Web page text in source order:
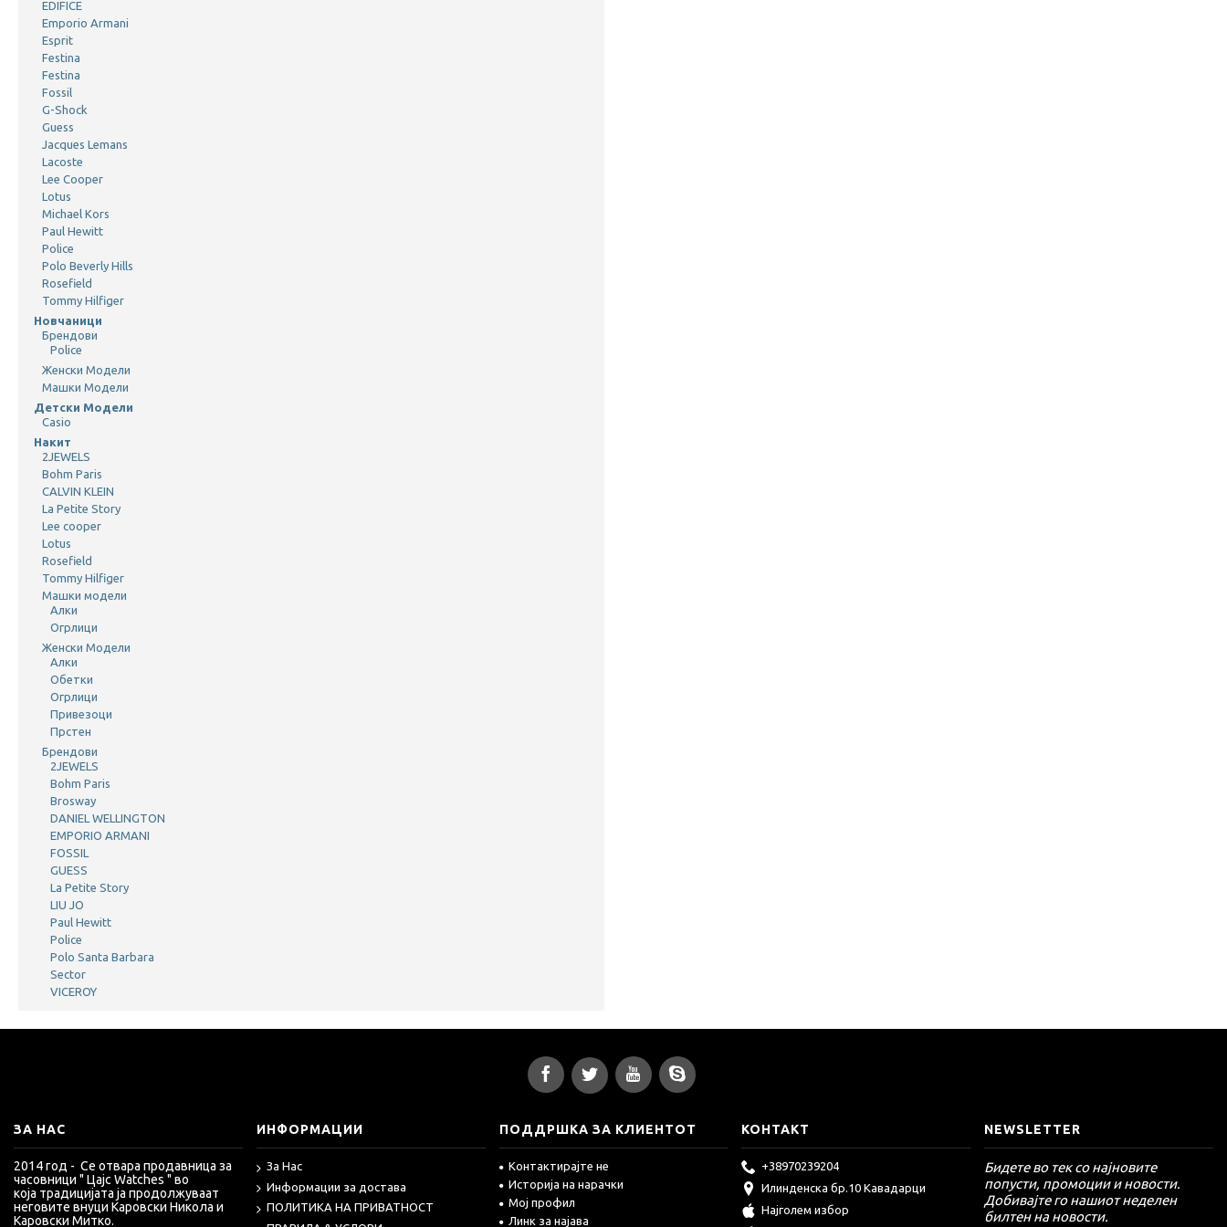
EDIFICE
Emporio Armani
Esprit
Festina
Festina
Fossil
G-Shock
Guess
Jacques Lemans
Lacoste
Lee Cooper
Lotus
Michael Kors
Paul Hewitt
Police
Polo Beverly Hills
Rosefield
Tommy Hilfiger
Новчаници
Брендови
Police
Женски Модели
Машки Модели
Детски Модели
Casio
Накит
2JEWELS
Bohm Paris
CALVIN KLEIN
La Petite Story
Lee cooper
Lotus
Rosefield
Tommy Hilfiger
Машки модели
Алки
Огрлици
Женски Модели
Алки
Обетки
Огрлици
Привезоци
Прстен
Брендови
2JEWELS
Bohm Paris
Brosway
DANIEL WELLINGTON
EMPORIO ARMANI
FOSSIL
GUESS
La Petite Story
LIU JO
Paul Hewitt
Police
Polo Santa Barbara
Sector
VICEROY
ЗА НАС
2014 год - Се отвара продавница за
часовници " Цајс Watches " во
која традицијата ја продолжуваат
неговите внуци Каровски Никола и
Каровски Митко.
ИНФОРМАЦИИ
За Нас
Информации за достава
ПОЛИТИКА НА ПРИВАТНОСТ
ПОДДРШКА ЗА КЛИЕНТОТ
Контактирајте не
Историја на нарачки
Мој профил
Линк за најава
КОНТАКТ
+38970239204
Илинденска бр.10 Кавадарци
Најголем избор
NEWSLETTER
Бидете во тек со најновите
попусти, промоции и новости.
Добивајте го нашиот неделен
билтен на новости.